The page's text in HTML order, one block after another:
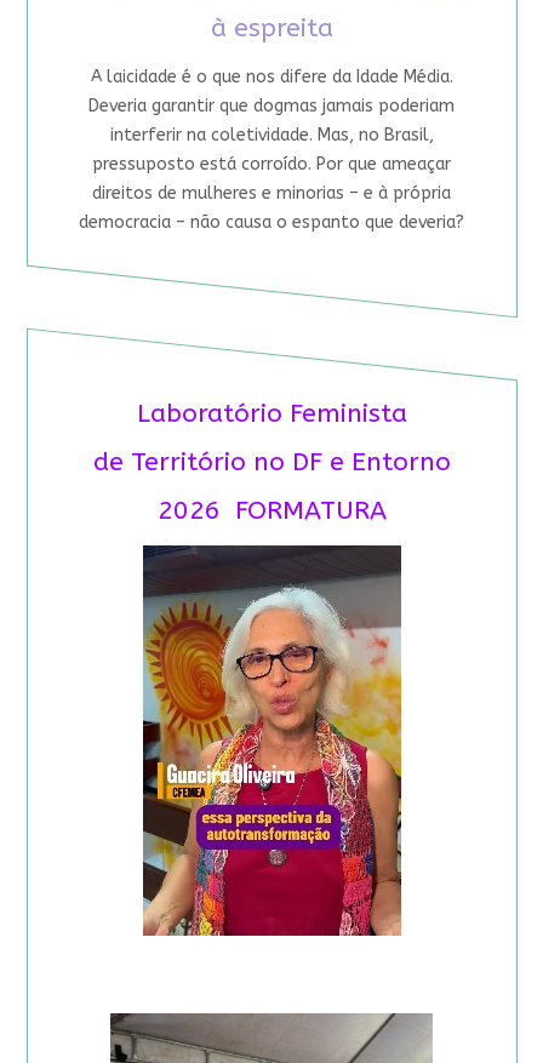
à espreita
A laicidade é o que nos difere da Idade Média.
Deveria garantir que dogmas jamais poderiam
interferir na coletividade. Mas, no Brasil,
pressuposto está corroído. Por que ameaçar
direitos de mulheres e minorias – e à própria
democracia – não causa o espanto que deveria?
Laboratório Feminista
de Território no DF e Entorno
2026 FORMATURA